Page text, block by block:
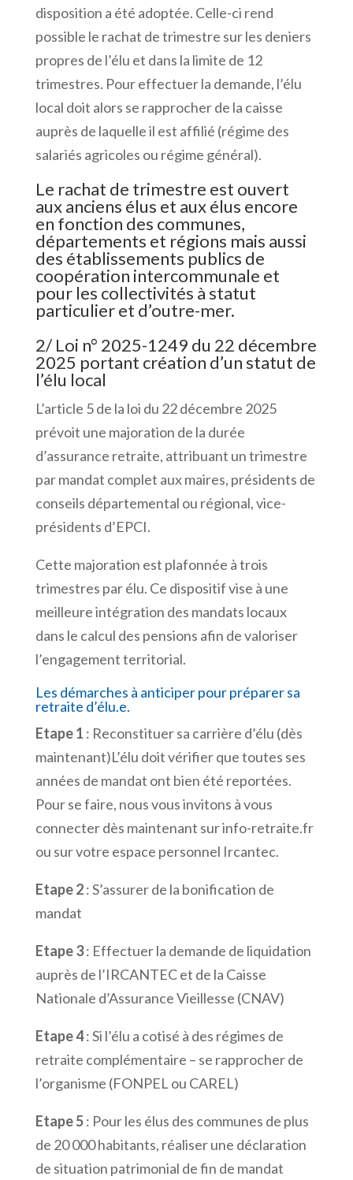
disposition a été adoptée. Celle-ci rend
possible le rachat de trimestre sur les deniers
propres de l’élu et dans la limite de 12
trimestres. Pour effectuer la demande, l’élu
local doit alors se rapprocher de la caisse
auprès de laquelle il est affilié (régime des
salariés agricoles ou régime général).
Le rachat de trimestre est ouvert
aux anciens élus et aux élus encore
en fonction des communes,
départements et régions mais aussi
des établissements publics de
coopération intercommunale et
pour les collectivités à statut
particulier et d’outre-mer.
2/ Loi n° 2025-1249 du 22 décembre
2025 portant création d’un statut de
l’élu local
L’article 5 de la loi du 22 décembre 2025
prévoit une majoration de la durée
d’assurance retraite, attribuant un trimestre
par mandat complet aux maires, présidents de
conseils départemental ou régional, vice-
présidents d’EPCI.
Cette majoration est plafonnée à trois
trimestres par élu. Ce dispositif vise à une
meilleure intégration des mandats locaux
dans le calcul des pensions afin de valoriser
l’engagement territorial.
Les démarches à anticiper pour préparer sa
retraite d’élu.e.
Etape 1 : Reconstituer sa carrière d’élu (dès
maintenant)L’élu doit vérifier que toutes ses
années de mandat ont bien été reportées.
Pour se faire, nous vous invitons à vous
connecter dès maintenant sur info-retraite.fr
ou sur votre espace personnel Ircantec.
Etape 2: S’assurer de la bonification de
mandat
Etape 3: Effectuer la demande de liquidation
auprès de l’IRCANTEC et de la Caisse
Nationale d’Assurance Vieillesse (CNAV)
Etape 4: Si l’élu a cotisé à des régimes de
retraite complémentaire – se rapprocher de
l’organisme (FONPEL ou CAREL)
Etape 5: Pour les élus des communes de plus
de 20 000 habitants, réaliser une déclaration
de situation patrimonial de fin de mandat